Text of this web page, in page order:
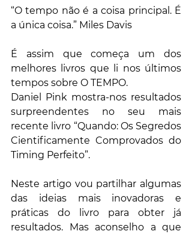
“O tempo não é a coisa principal. É
a única coisa.” Miles Davis
É assim que começa um dos
melhores livros que li nos últimos
tempos sobre O TEMPO.
Daniel Pink mostra-nos resultados
surpreendentes no seu mais
recente livro “Quando: Os Segredos
Cientificamente Comprovados do
Timing Perfeito”.
Neste artigo vou partilhar algumas
das ideias mais inovadoras e
práticas do livro para obter já
resultados. Mas aconselho a que